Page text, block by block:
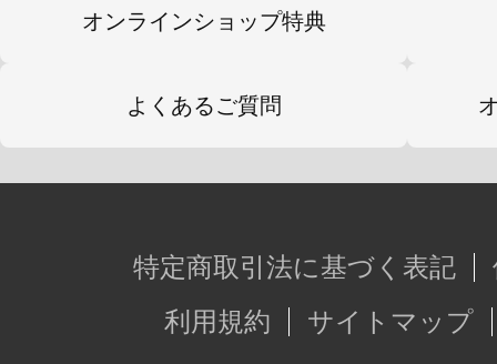
オンラインショップ特典
よくあるご質問
特定商取引法に基づく表記
利用規約
サイトマップ